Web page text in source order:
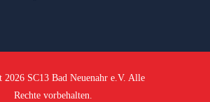
2026 SC13 Bad Neuenahr e.V. Alle
Rechte vorbehalten.